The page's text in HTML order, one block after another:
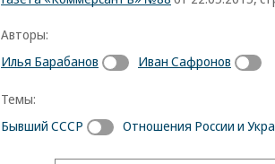
Авторы:
Илья Барабанов
Иван Сафронов
Темы:
Бывший СССР
Отношения России и